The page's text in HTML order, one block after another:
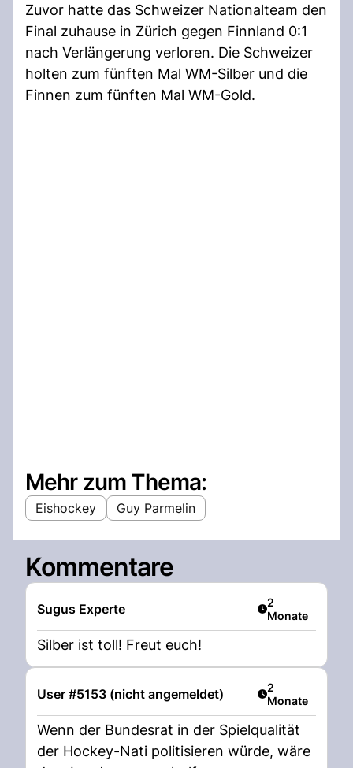
Zuvor hatte das Schweizer Nationalteam den
Final zuhause in Zürich gegen Finnland 0:1
nach Verlängerung verloren. Die Schweizer
holten zum fünften Mal WM-Silber und die
Finnen zum fünften Mal WM-Gold.
Mehr zum Thema:
Eishockey Guy Parmelin
Kommentare
Sugus Experte Artikel
2
Monate
Silber ist toll! Freut euch!
User #5153 (nicht angemeldet) Artikel
2
Monate
Wenn der Bundesrat in der Spielqualität
der Hockey-Nati politisieren würde, wäre